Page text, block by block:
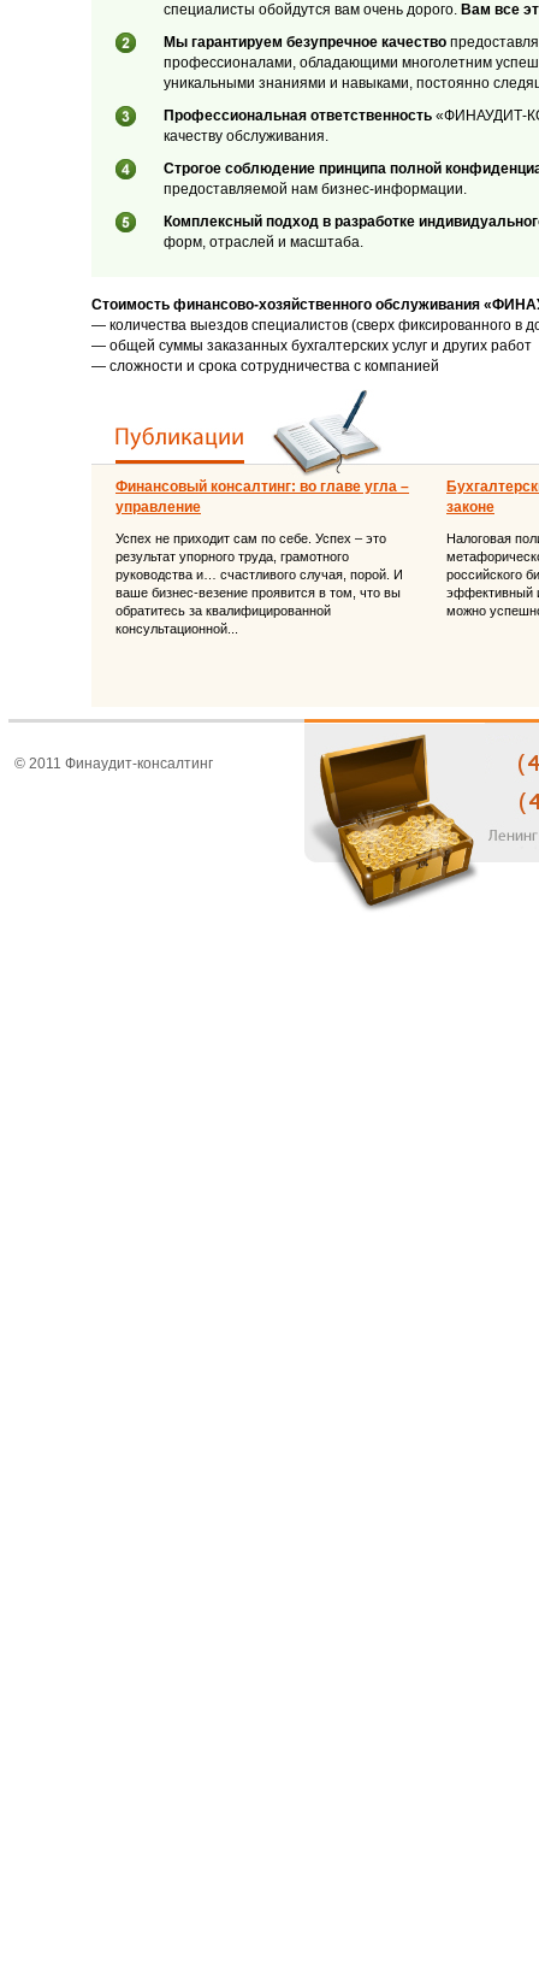
специалисты обойдутся вам очень дорого. Вам все
Мы гарантируем безупречное качество
профессионалами, обладающими многолетним
уникальными знаниями и навыками, постоянно
Профессиональная ответственность «ФИНАУДИТ-
качеству обслуживания.
Строгое соблюдение принципа полной
предоставляемой нам бизнес-информации.
Комплексный подход в разработке
форм, отраслей и масштаба.
Стоимость финансово-хозяйственного обслуживания
— количества выездов специалистов (сверх фиксированного в
— общей суммы заказанных бухгалтерских услуг и других работ
— сложности и срока сотрудничества с компанией
Финансовый консалтинг: во главе угла –
управление
Успех не приходит сам по себе. Успех – это
результат упорного труда, грамотного
руководства и… счастливого случая, порой. И
ваше бизнес-везение проявится в том, что вы
обратитесь за квалифицированной
консультационной...
законе
Налоговая
российского
эффективный
можно
© 2011 Финаудит-консалтинг